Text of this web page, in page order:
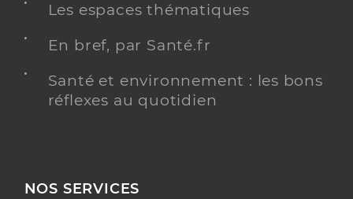
Les espaces thématiques
En bref, par Santé.fr
Santé et environnement : les bons
réflexes au quotidien
NOS SERVICES